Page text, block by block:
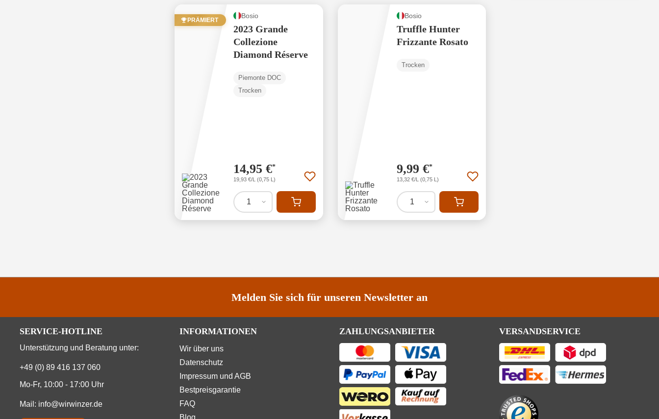
PRÄMIERT
Bosio
2023 Grande
Collezione
Diamond Réserve
Piemonte DOC
Trocken
14,95 €*
19,93 €/L (0,75 L)
1
Bosio
Truffle Hunter
Frizzante Rosato
Trocken
9,99 €*
13,32 €/L (0,75 L)
1
Melden Sie sich für unseren Newsletter an
SERVICE-HOTLINE
Unterstützung und Beratung unter:
+49 (0) 89 416 137 060
Mo-Fr, 10:00 - 17:00 Uhr
Mail: info@wirwinzer.de
INFORMATIONEN
Wir über uns
Datenschutz
Impressum und AGB
Bestpreisgarantie
FAQ
Blog
ZAHLUNGSANBIETER VERSANDSERVICE